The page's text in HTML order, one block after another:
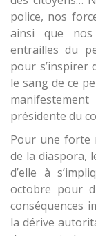
police, nos
ainsi que
entrailles du
pour s’inspirer
le sang de ce
présidente du
Pour une forte
de la diaspora,
d’elle à
octobre pour
conséquences
la dérive